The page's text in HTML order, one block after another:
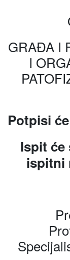
GRAĐA I
I
Potpisi
Ispit će
ispitni